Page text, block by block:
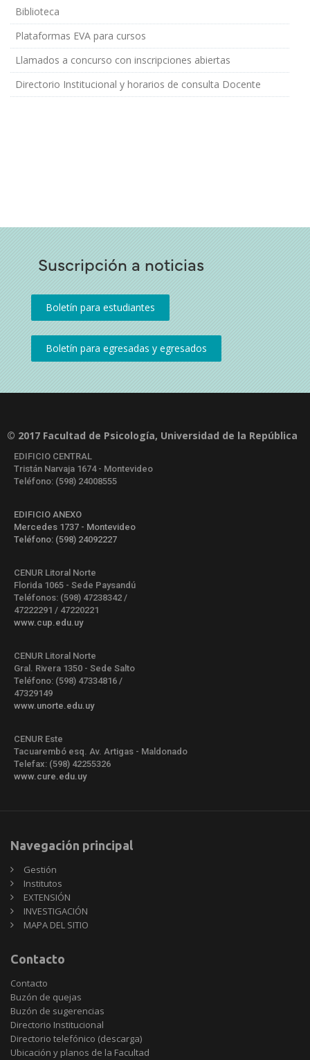
Biblioteca
Plataformas EVA para cursos
Llamados a concurso con inscripciones abiertas
Directorio Institucional y horarios de consulta Docente
Suscripción a noticias
© 2017 Facultad de Psicología, Universidad de la República
EDIFICIO CENTRAL
Tristán Narvaja 1674 - Montevideo
Teléfono: (598) 24008555
EDIFICIO ANEXO
Mercedes 1737 - Montevideo
Teléfono: (598) 24092227
CENUR Litoral Norte
Florida 1065 - Sede Paysandú
Teléfonos: (598) 47238342 /
47222291 / 47220221
www.cup.edu.uy
CENUR Litoral Norte
Gral. Rivera 1350 - Sede Salto
Teléfono: (598) 47334816 /
47329149
www.unorte.edu.uy
CENUR Este
Tacuarembó esq. Av. Artigas - Maldonado
Telefax: (598) 42255326
www.cure.edu.uy
Navegación principal
Gestión
Institutos
EXTENSIÓN
INVESTIGACIÓN
MAPA DEL SITIO
Contacto
Contacto
Buzón de quejas
Buzón de sugerencias
Directorio Institucional
Directorio telefónico (descarga)
Ubicación y planos de la Facultad